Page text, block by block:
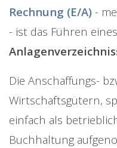
Rechnung (E/A) -
- ist das Führen
Die Anschaffungs-
Wirtschaftsgütern,
einfach als
Buchhaltung